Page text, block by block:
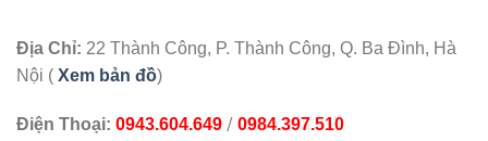
Địa Chỉ: 22 Thành Công, P. Thành Công, Q. Ba Đình, Hà
Nội ( Xem bản đồ)
Điện Thoại: 0943.604.649 / 0984.397.510